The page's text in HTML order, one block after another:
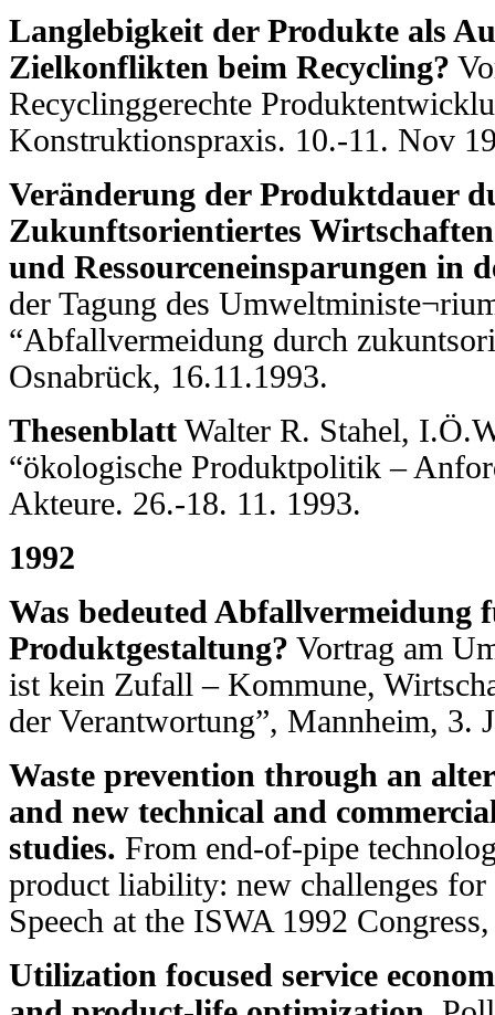
Langlebigkeit der Produkte als
Zielkonflikten beim Recycling?
Recyclinggerechte
Konstruktionspraxis. 10.-11. Nov
Veränderung der Produktdauer
Zukunftsorientiertes
und Ressourceneinsparungen in
der Tagung des
“Abfallvermeidung durch
Osnabrück, 16.11.1993.
Thesenblatt Walter R. Stahel,
“ökologische Produktpolitik –
Akteure. 26.-18. 11. 1993.
1992
Was bedeuted Abfallvermeidung
Produktgestaltung? Vortrag am
ist kein Zufall – Kommune,
der Verantwortung”, Mannheim, 3.
Waste prevention through an
and new technical and
studies. From end-of-pipe
product liability: new challenges for
Speech at the ISWA 1992
Utilization focused service